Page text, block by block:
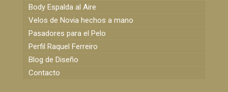
Body Espalda al Aire
Velos de Novia hechos a mano
Pasadores para el Pelo
Perfil Raquel Ferreiro
Blog de Diseño
Contacto